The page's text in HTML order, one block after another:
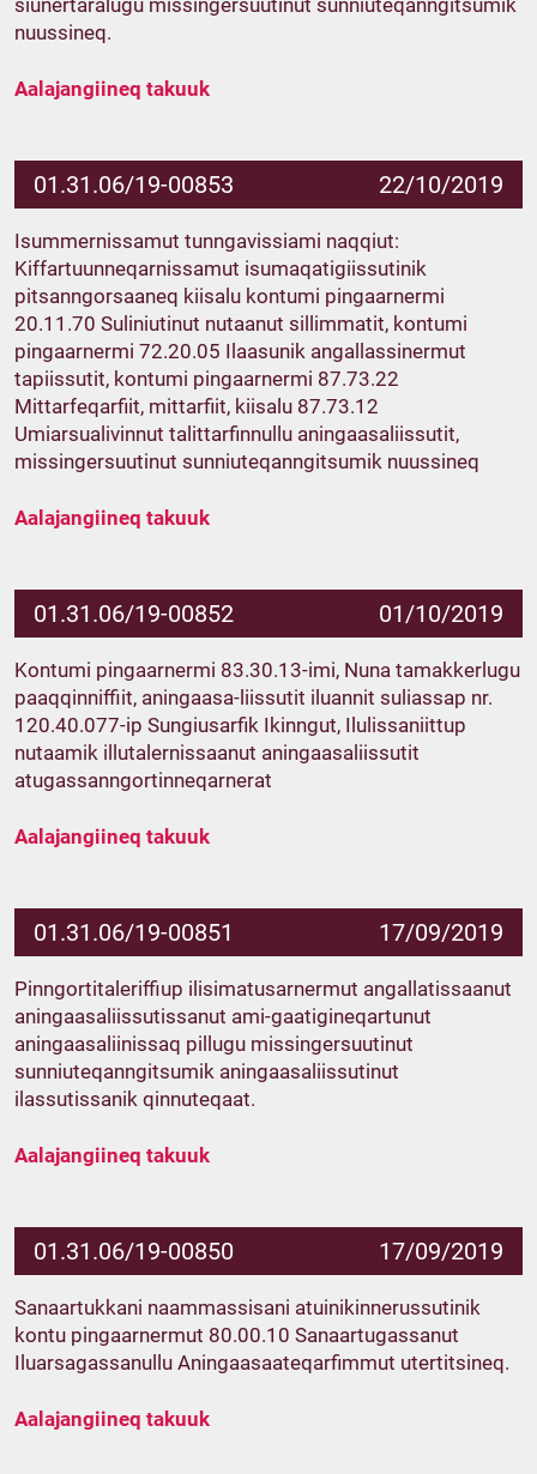
siunertaralugu missingersuutinut sunniuteqanngitsumik
nuussineq.
Aalajangiineq takuuk
01.31.06/19-00853 22/10/2019
Isummernissamut tunngavissiami naqqiut:
Kiffartuunneqarnissamut isumaqatigiissutinik
pitsanngorsaaneq kiisalu kontumi pingaarnermi
20.11.70 Suliniutinut nutaanut sillimmatit, kontumi
pingaarnermi 72.20.05 Ilaasunik angallassinermut
tapiissutit, kontumi pingaarnermi 87.73.22
Mittarfeqarfiit, mittarfiit, kiisalu 87.73.12
Umiarsualivinnut talittarfinnullu aningaasaliissutit,
missingersuutinut sunniuteqanngitsumik nuussineq
Aalajangiineq takuuk
01.31.06/19-00852 01/10/2019
Kontumi pingaarnermi 83.30.13-imi, Nuna tamakkerlugu
paaqqinniffiit, aningaasa-liissutit iluannit suliassap nr.
120.40.077-ip Sungiusarfik Ikinngut, Ilulissaniittup
nutaamik illutalernissaanut aningaasaliissutit
atugassanngortinneqarnerat
Aalajangiineq takuuk
01.31.06/19-00851 17/09/2019
Pinngortitaleriffiup ilisimatusarnermut angallatissaanut
aningaasaliissutissanut ami-gaatigineqartunut
aningaasaliinissaq pillugu missingersuutinut
sunniuteqanngitsumik aningaasaliissutinut
ilassutissanik qinnuteqaat.
Aalajangiineq takuuk
01.31.06/19-00850 17/09/2019
Sanaartukkani naammassisani atuinikinnerussutinik
kontu pingaarnermut 80.00.10 Sanaartugassanut
Iluarsagassanullu Aningaasaateqarfimmut utertitsineq.
Aalajangiineq takuuk